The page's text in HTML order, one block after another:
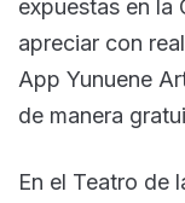
expuestas en la
apreciar con
App Yunuene
de manera
En el Teatro de